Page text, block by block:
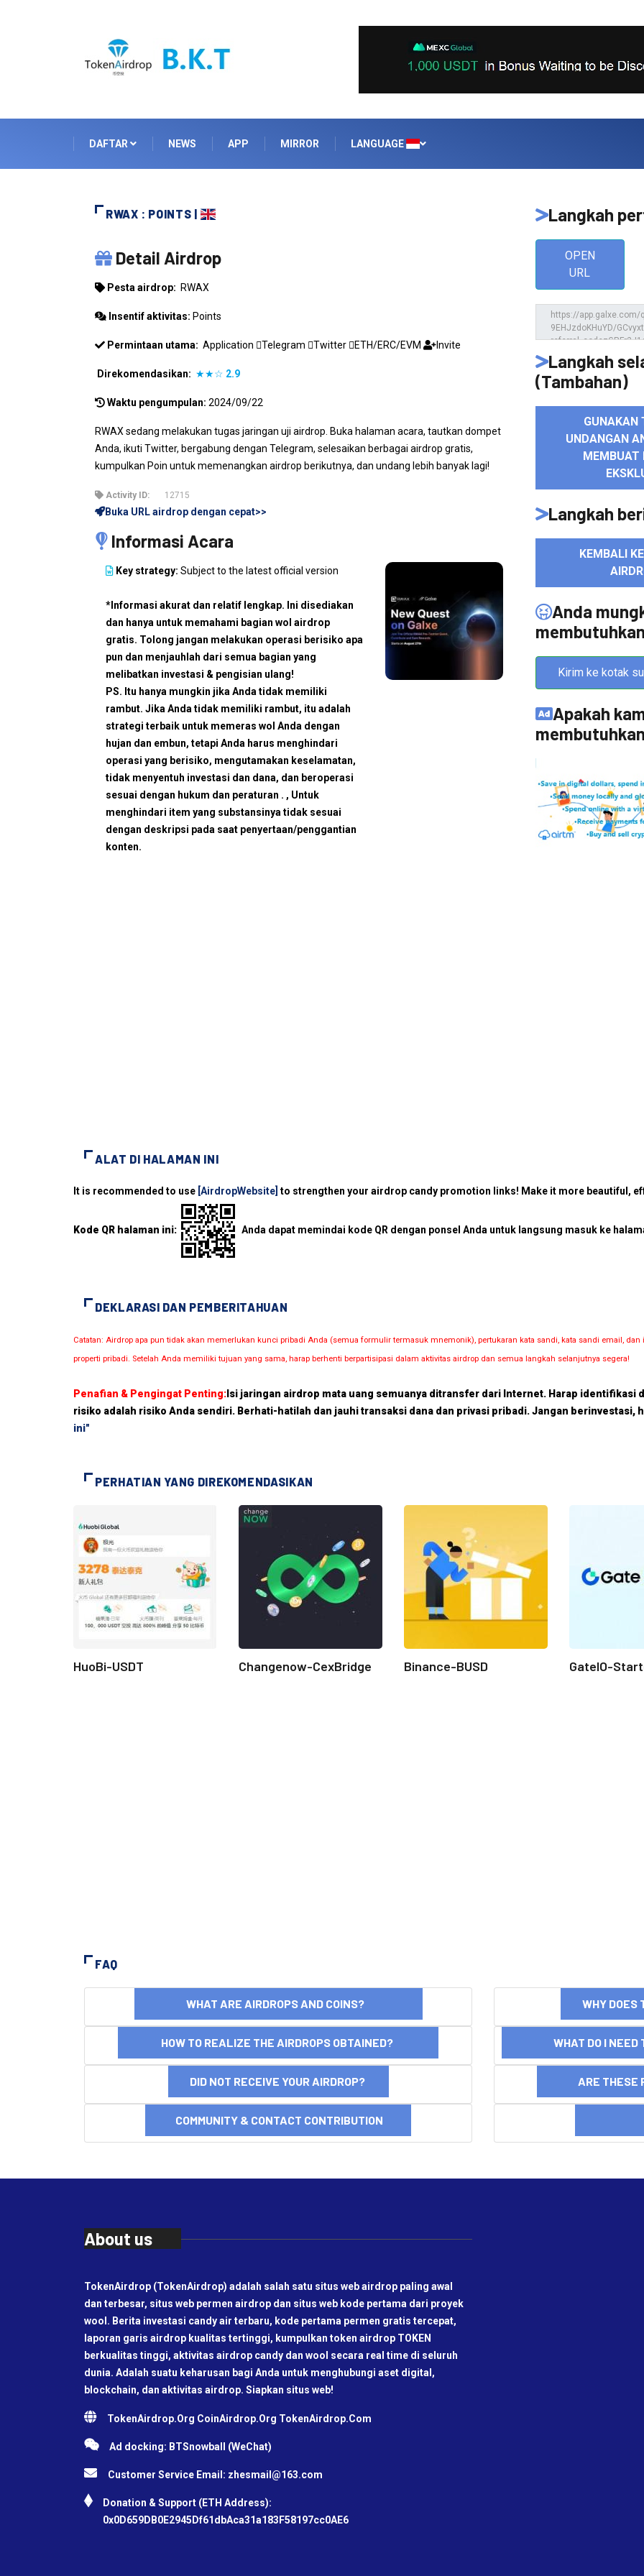
DAFTAR NEWS APP MIRROR LANGUAGE
RWAX : POINTS |
RWAX
Detail Airdrop
Pesta airdrop: RWAX
Insentif aktivitas: Points
Permintaan utama: Application Telegram Twitter ETH/ERC/EVM Invite
Direkomendasikan: ★★☆ 2.9
Waktu pengumpulan: 2024/09/22
RWAX sedang melakukan tugas jaringan uji airdrop. Buka halaman acara, tautkan dompet
Anda, ikuti Twitter, bergabung dengan Telegram, selesaikan berbagai airdrop gratis,
kumpulkan Poin untuk memenangkan airdrop berikutnya, dan undang lebih banyak lagi!
Activity ID: 12715
Buka URL airdrop dengan cepat>>
Informasi Acara
Key strategy: Subject to the latest official version
*Informasi akurat dan relatif lengkap. Ini disediakan
dan hanya untuk memahami bagian wol airdrop
gratis. Tolong jangan melakukan operasi berisiko apa
pun dan menjauhlah dari semua bagian yang
melibatkan investasi & pengisian ulang!
PS. Itu hanya mungkin jika Anda tidak memiliki
rambut. Jika Anda tidak memiliki rambut, itu adalah
strategi terbaik untuk memeras wol Anda dengan
hujan dan embun, tetapi Anda harus menghindari
operasi yang berisiko, mengutamakan keselamatan,
tidak menyentuh investasi dan dana, dan beroperasi
sesuai dengan hukum dan peraturan . , Untuk
menghindari item yang substansinya tidak sesuai
dengan deskripsi pada saat penyertaan/penggantian
konten.
Langkah
OPEN
URL
Langkah
(Tambahan)
GUNAKAN
UNDANGAN
MEMBUAT
Langkah
KEMBALI
Anda
membutuhkan
Kirim ke kotak
Apakah
ALAT DI HALAMAN INI
It is recommended to use [AirdropWebsite] to strengthen your airdrop candy promotion links! Make it more beautiful,
Kode QR halaman ini: Anda dapat memindai kode QR dengan ponsel Anda untuk langsung masuk ke
DEKLARASI DAN PEMBERITAHUAN
Catatan: Airdrop apa pun tidak akan memerlukan kunci pribadi Anda (semua formulir termasuk mnemonik), pertukaran kata sandi, kata sandi email,
properti pribadi. Setelah Anda memiliki tujuan yang sama, harap berhenti berpartisipasi dalam aktivitas airdrop dan semua langkah selanjutnya segera!
Penafian & Pengingat Penting: Isi jaringan airdrop mata uang semuanya ditransfer dari Internet. Harap identifikasi
risiko adalah risiko Anda sendiri. Berhati-hatilah dan jauhi transaksi dana dan privasi pribadi. Jangan berinvestasi,
ini"
PERHATIAN YANG DIREKOMENDASIKAN
HuoBi-USDT Changenow-CexBridge Binance-BUSD GateIO-
FAQ
WHAT ARE AIRDROPS AND COINS? WHY DOES
HOW TO REALIZE THE AIRDROPS OBTAINED? WHAT DO I NEED
DID NOT RECEIVE YOUR AIRDROP? ARE THESE
COMMUNITY & CONTACT CONTRIBUTION
About us
TokenAirdrop (TokenAirdrop) adalah salah satu situs web airdrop paling awal
dan terbesar, situs web permen airdrop dan situs web kode pertama dari proyek
wool. Berita investasi candy air terbaru, kode pertama permen gratis tercepat,
laporan garis airdrop kualitas tertinggi, kumpulkan token airdrop TOKEN
berkualitas tinggi, aktivitas airdrop candy dan wool secara real time di seluruh
dunia. Adalah suatu keharusan bagi Anda untuk menghubungi aset digital,
blockchain, dan aktivitas airdrop. Siapkan situs web!
TokenAirdrop.Org CoinAirdrop.Org TokenAirdrop.Com
Ad docking: BTSnowball (WeChat)
Customer Service Email: zhesmail@163.com
Donation & Support (ETH Address):
0x0D659DB0E2945Df61dbAca31a183F58197cc0AE6